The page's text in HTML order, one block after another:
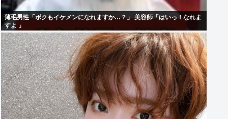
薄毛男性「ボクもイケメンになれますか…？」 美容師「はいっ！なれま
すよ 」